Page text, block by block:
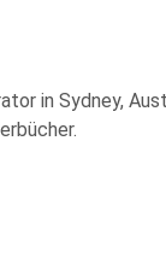
in Sydney,